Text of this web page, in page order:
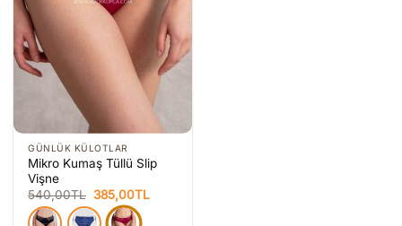
GÜNLÜK KÜLOTLAR
Mikro Kumaş Tüllü Slip
Vişne
540,00TL Orijinal
fiyat:
540,00TL.
385,00TLŞu